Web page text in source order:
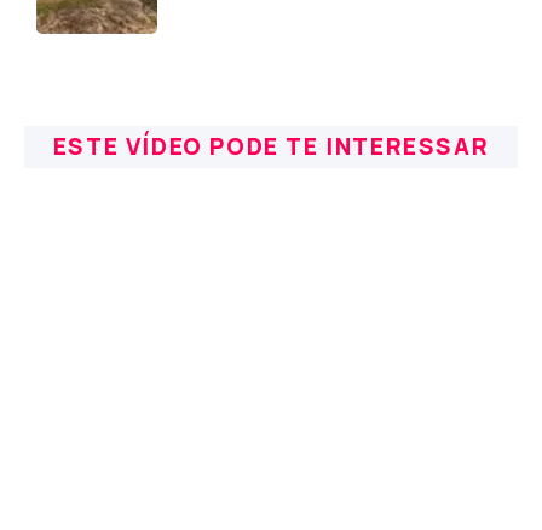
ESTE VÍDEO PODE TE INTERESSAR